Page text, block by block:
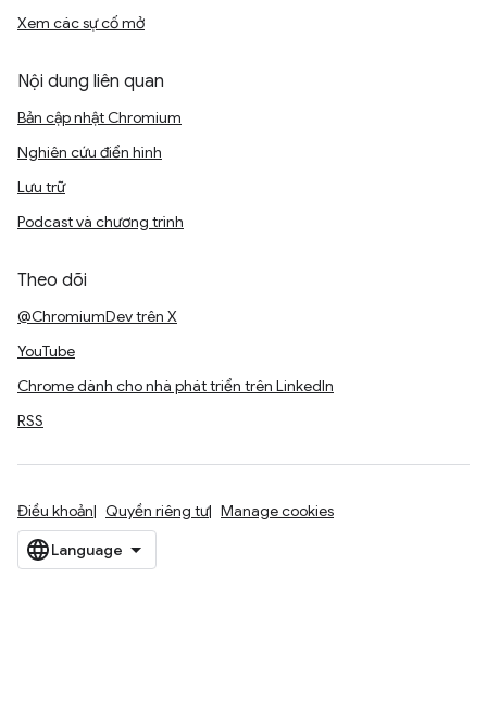
Xem các sự cố mở
Nội dung liên quan
Bản cập nhật Chromium
Nghiên cứu điển hình
Lưu trữ
Podcast và chương trình
Theo dõi
@ChromiumDev trên X
YouTube
Chrome dành cho nhà phát triển trên LinkedIn
RSS
Điều khoản Quyền riêng tư Manage cookies